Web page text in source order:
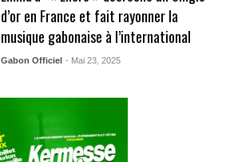
d’or en France et fait rayonner la
musique gabonaise à l’international
Gabon Officiel - Mai 23, 2025